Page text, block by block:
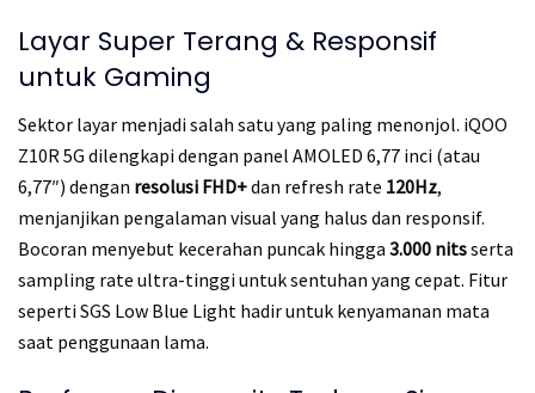
Layar Super Terang & Responsif
untuk Gaming
Sektor layar menjadi salah satu yang paling menonjol. iQOO
Z10R 5G dilengkapi dengan panel AMOLED 6,77 inci (atau
6,77″) dengan resolusi FHD+dan refresh rate 120Hz,
menjanjikan pengalaman visual yang halus dan responsif.
Bocoran menyebut kecerahan puncak hingga 3.000 nitsserta
sampling rate ultra-tinggi untuk sentuhan yang cepat. Fitur
seperti SGS Low Blue Light hadir untuk kenyamanan mata
saat penggunaan lama.